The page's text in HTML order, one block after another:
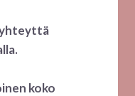
koko